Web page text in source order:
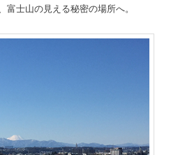
士山の見える秘密の場所へ。